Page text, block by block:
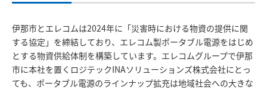
伊那市とエレコムは2024年に「災害時における物資の提供に関
する協定」を締結しており、エレコム製ポータブル電源をはじめ
とする物資供給体制を構築しています。エレコムグループで伊那
市に本社を置くロジテックINAソリューションズ株式会社にとっ
ても、ポータブル電源のラインナップ拡充は地域社会への大きな